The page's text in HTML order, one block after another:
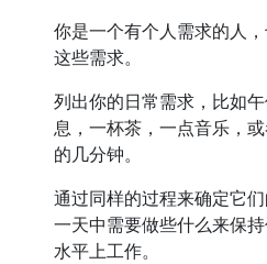
你是一个有个人需求的人
这些需求。
列出你的日常需求，比如
息，一杯茶，一点音乐，
的几分钟。
通过同样的过程来确定它
一天中需要做些什么来保
水平上工作。